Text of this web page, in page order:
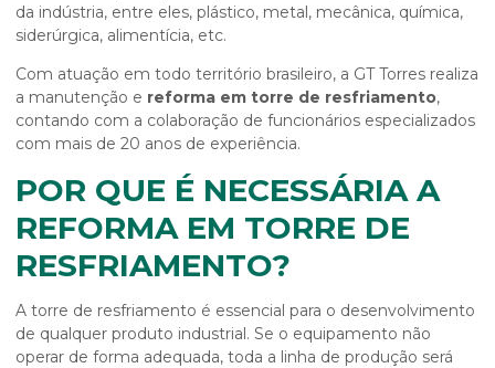
da indústria, entre eles, plástico, metal, mecânica, química,
siderúrgica, alimentícia, etc.
Com atuação em todo território brasileiro, a GT Torres realiza
a manutenção e reforma em torre de resfriamento,
contando com a colaboração de funcionários especializados
com mais de 20 anos de experiência.
POR QUE É NECESSÁRIA A
REFORMA EM TORRE DE
RESFRIAMENTO?
A torre de resfriamento é essencial para o desenvolvimento
de qualquer produto industrial. Se o equipamento não
operar de forma adequada, toda a linha de produção será